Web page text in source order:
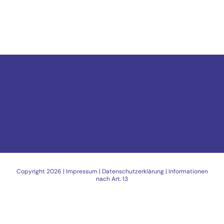
Copyright2026 | Impressum | Datenschutzerklärung| Informationen
nach Art. 13